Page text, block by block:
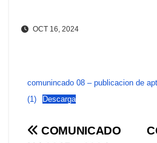
OCT 16, 2024
comunincado 08 – publicacion de
(1)
Descarga
Navegación
COMUNICADO